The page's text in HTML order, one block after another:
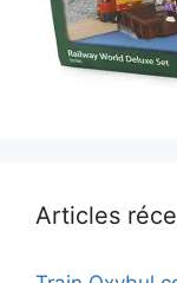
Articles